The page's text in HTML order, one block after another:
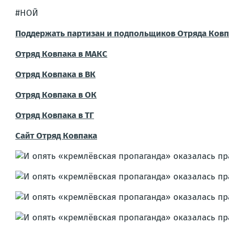
#НОЙ
Поддержать партизан и подпольщиков Отряда
Отряд Ковпака в МАКС
Отряд Ковпака в ВК
Отряд Ковпака в ОК
Отряд Ковпака в ТГ
Сайт Отряд Ковпака